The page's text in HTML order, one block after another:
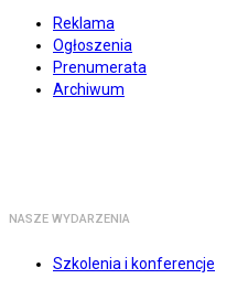
Reklama
Ogłoszenia
Prenumerata
Archiwum
NASZE WYDARZENIA
Szkolenia i konferencje